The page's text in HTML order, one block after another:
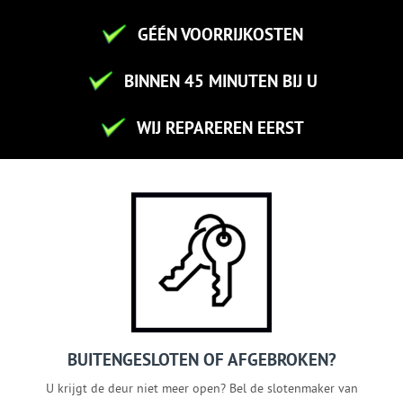
GÉÉN VOORRIJKOSTEN
BINNEN 45 MINUTEN BIJ U
WIJ REPAREREN EERST
BUITENGESLOTEN OF AFGEBROKEN?
U krijgt de deur niet meer open? Bel de slotenmaker van